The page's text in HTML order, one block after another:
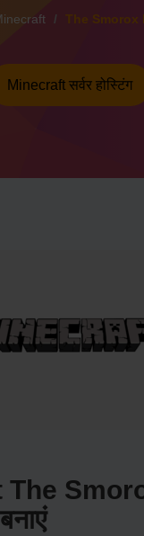
The Smorox
Minecraft सर्वर होस्टिंग
The